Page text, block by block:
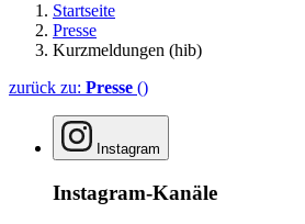
Startseite
Presse
Kurzmeldungen (hib)
zurück zu: Presse ()
Instagram
Instagram-Kanäle